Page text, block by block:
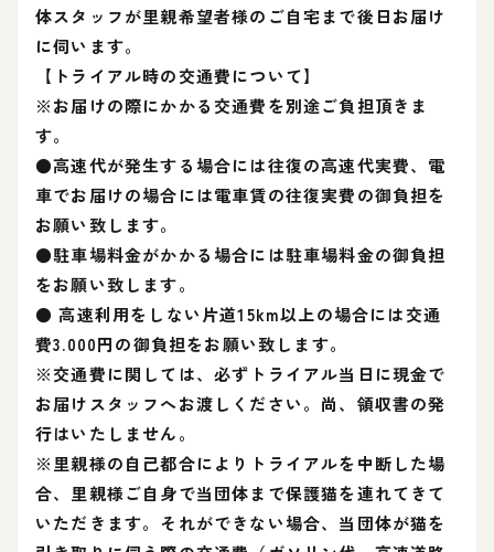
体スタッフが里親希望者様のご自宅まで後日お届け
に伺います。
【トライアル時の交通費について】
※お届けの際にかかる交通費を別途ご負担頂きま
す。
●高速代が発生する場合には往復の高速代実費、電
車でお届けの場合には電車賃の往復実費の御負担を
お願い致します。
●駐車場料金がかかる場合には駐車場料金の御負担
をお願い致します。
● 高速利用をしない片道15km以上の場合には交通
費3.000円の御負担をお願い致します。
※交通費に関しては、必ずトライアル当日に現金で
お届けスタッフへお渡しください。尚、領収書の発
行はいたしません。
※里親様の自己都合によりトライアルを中断した場
合、里親様ご自身で当団体まで保護猫を連れてきて
いただきます。それができない場合、当団体が猫を